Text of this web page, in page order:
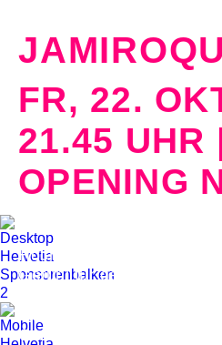
FR, 22.
21.45 UHR
OPENING
Höchste rhythmische
Gefühl für den
zur leichten Verzögerung,
Groove, zur